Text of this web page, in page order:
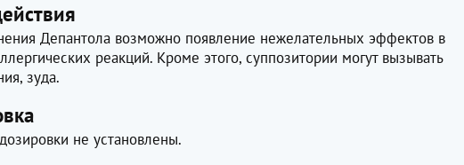
Депантола возможно появление нежелательных эффектов в
реакций. Кроме этого, суппозитории могут вызывать
зуда.
не установлены.